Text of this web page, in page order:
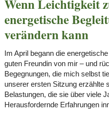
Wenn Leichtigkeit
energetische
verändern kann
Im April begann die
guten Freundin von mir – und
Begegnungen, die mich selbst
unserer ersten Sitzung erzählte
Belastungen, die sie über viele
Herausfordernde Erfahrungen